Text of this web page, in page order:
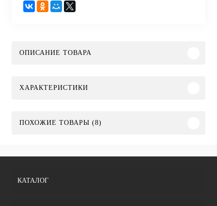
ОПИСАНИЕ ТОВАРА
ХАРАКТЕРИСТИКИ
ПОХОЖИЕ ТОВАРЫ (8)
КАТАЛОГ